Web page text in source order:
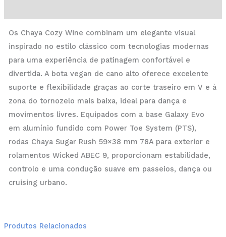
Os Chaya Cozy Wine combinam um elegante visual
inspirado no estilo clássico com tecnologias modernas
para uma experiência de patinagem confortável e
divertida. A bota vegan de cano alto oferece excelente
suporte e flexibilidade graças ao corte traseiro em V e à
zona do tornozelo mais baixa, ideal para dança e
movimentos livres. Equipados com a base Galaxy Evo
em alumínio fundido com Power Toe System (PTS),
rodas Chaya Sugar Rush 59×38 mm 78A para exterior e
rolamentos Wicked ABEC 9, proporcionam estabilidade,
controlo e uma condução suave em passeios, dança ou
cruising urbano.
Produtos Relacionados